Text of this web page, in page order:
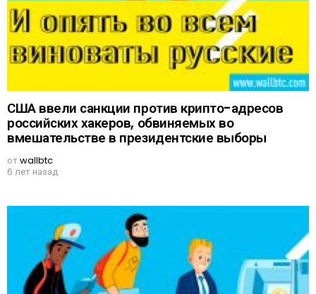
США ввели санкции против крипто-адресов
российских хакеров, обвиняемых во
вмешательстве в президентские выборы
отwallbtc
6 лет назад